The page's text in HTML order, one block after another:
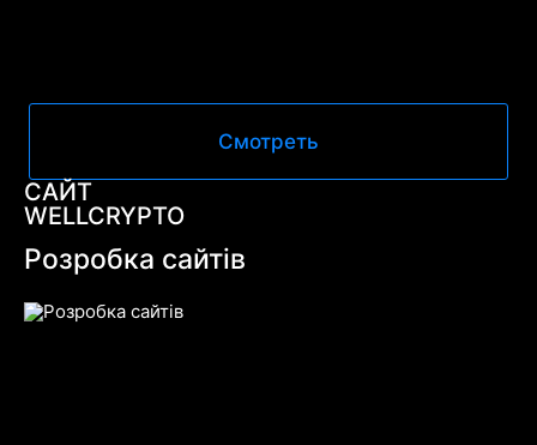
Смотреть
САЙТ
WELLCRYPTO
Розробка сайтів